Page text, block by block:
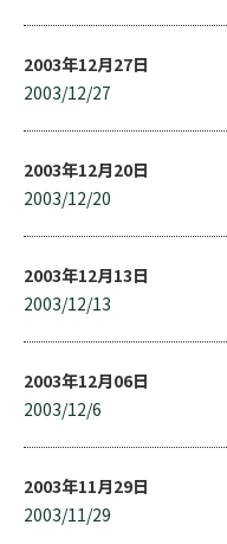
2003年12月27日
2003/12/27
2003年12月20日
2003/12/20
2003年12月13日
2003/12/13
2003年12月06日
2003/12/6
2003年11月29日
2003/11/29